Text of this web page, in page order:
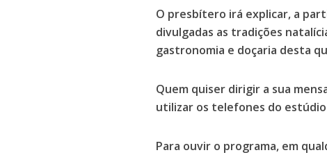
O presbítero irá explicar, a
divulgadas as tradições
gastronomia e doçaria desta
Quem quiser dirigir a sua
utilizar os telefones do estúdio
Para ouvir o programa, em